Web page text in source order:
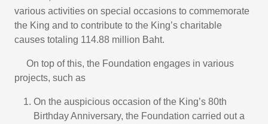
various activities on special occasions to commemorate
the King and to contribute to the King’s charitable
causes totaling 114.88 million Baht.
On top of this, the Foundation engages in various
projects, such as
On the auspicious occasion of the King’s 80th
Birthday Anniversary, the Foundation carried out a